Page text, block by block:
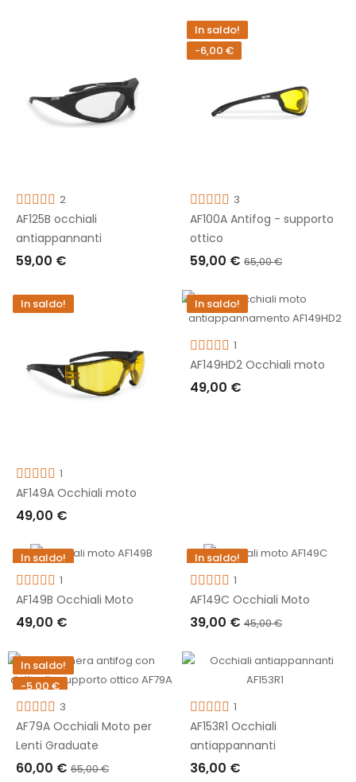
AGGIUNGI AL CARRELLO
2
AF125B occhiali
antiappannanti
59,00 €
AGGIUNGI AL CARRELLO
In saldo!
-6,00 €
3
AF100A Antifog - supporto
ottico
59,00 € 65,00 €
AGGIUNGI AL CARRELLO
In saldo!
1
AF149A Occhiali moto
49,00 €
AGGIUNGI AL CARRELLO
In saldo!
1
AF149HD2 Occhiali moto
49,00 €
In saldo!
1
AF149B Occhiali Moto
49,00 €
AGGIUNGI AL CARRELLO
In saldo!
-6,00 € 1
AF149C Occhiali Moto
39,00 € 45,00 €
AGGIUNGI AL CARRELLO
In saldo!
-5,00 €
3
AF79A Occhiali Moto per
Lenti Graduate
60,00 € 65,00 €
1
AF153R1 Occhiali
antiappannanti
36,00 €